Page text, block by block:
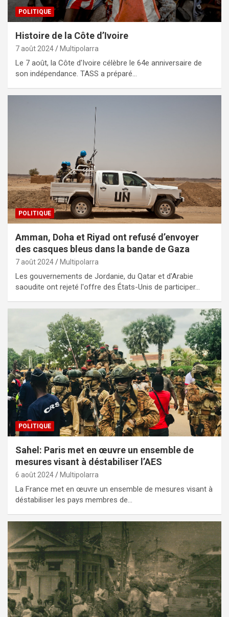
POLITIQUE
Histoire de la Côte d’Ivoire
7 août 2024 Multipolarra
Le 7 août, la Côte d'Ivoire célèbre le 64e anniversaire de
son indépendance. TASS a préparé…
POLITIQUE
Amman, Doha et Riyad ont refusé d’envoyer
des casques bleus dans la bande de Gaza
7 août 2024 Multipolarra
Les gouvernements de Jordanie, du Qatar et d'Arabie
saoudite ont rejeté l'offre des États-Unis de participer…
POLITIQUE
Sahel: Paris met en œuvre un ensemble de
mesures visant à déstabiliser l’AES
6 août 2024 Multipolarra
La France met en œuvre un ensemble de mesures visant à
déstabiliser les pays membres de…